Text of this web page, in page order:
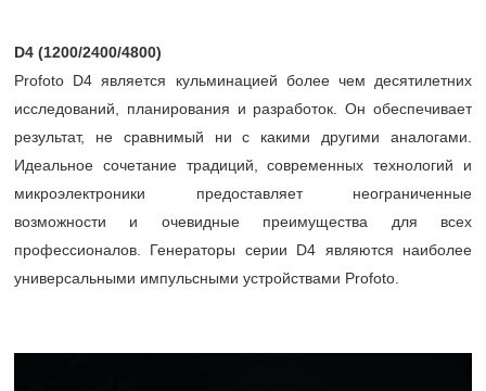
D4 (1200/2400/4800)
Profoto D4 является кульминацией более чем десятилетних
исследований, планирования и разработок. Он обеспечивает
результат, не сравнимый ни с какими другими аналогами.
Идеальное сочетание традиций, современных технологий и
микроэлектроники предоставляет неограниченные
возможности и очевидные преимущества для всех
профессионалов. Генераторы серии D4 являются наиболее
универсальными импульсными устройствами Profoto.